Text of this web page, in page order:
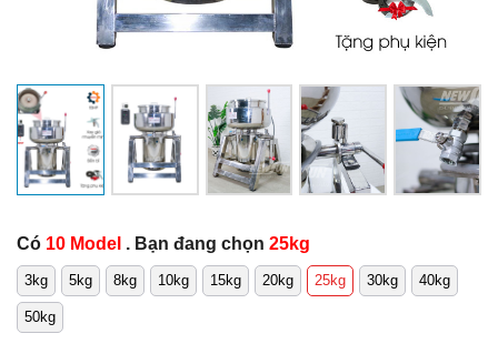
Có 10 Model . Bạn đang chọn 25kg
3kg 5kg 8kg 10kg 15kg 20kg 25kg 30kg 40kg
50kg